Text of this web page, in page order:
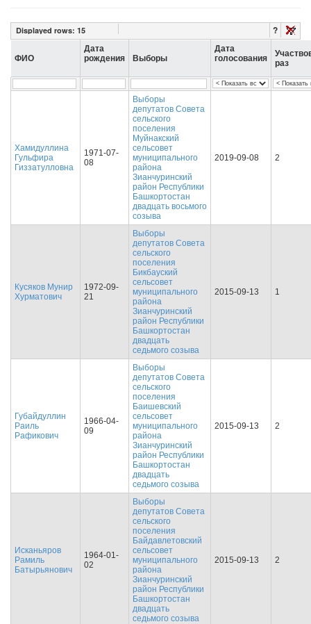
Displayed rows: 15 ?
ФИО
Дата
рождения
Выборы
Дата
голосования
раз
Хамидуллина
Гульфира
Гиззатулловна
1971-07-
08
Выборы
депутатов Совета
сельского
поселения
Муйнакский
сельсовет
муниципального
района
Зианчуринский
район Республики
Башкортостан
двадцать восьмого
созыва
2019-09-08 2
Кусяков Мунир
Хурматович
1972-09-
21
Выборы
депутатов Совета
сельского
поселения
Бикбауский
сельсовет
муниципального
района
Зианчуринский
район Республики
Башкортостан
двадцать
седьмого созыва
2015-09-13 1
Губайдуллин
Раиль
Рафикович
1966-04-
09
Выборы
депутатов Совета
сельского
поселения
Баишевский
сельсовет
муниципального
района
Зианчуринский
район Республики
Башкортостан
двадцать
седьмого созыва
2015-09-13 2
Исканьяров
Рамиль
Батырьянович
1964-01-
02
Выборы
депутатов Совета
сельского
поселения
Байдавлетовский
сельсовет
муниципального
района
Зианчуринский
район Республики
Башкортостан
двадцать
седьмого созыва
2015-09-13 2